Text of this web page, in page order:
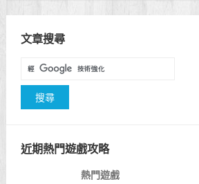
文章搜尋
近期熱門遊戲攻略
熱門遊戲